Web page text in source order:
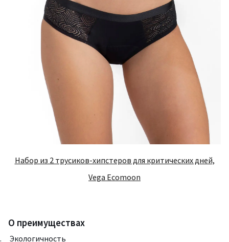
Набор из 2 трусиков-хипстеров для критических дней,
Vega Ecomoon
О преимуществах
Экологичность